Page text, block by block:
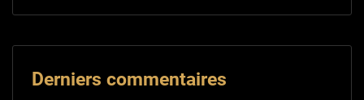
Derniers commentaires